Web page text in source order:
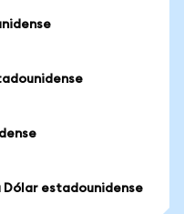
estadounidense